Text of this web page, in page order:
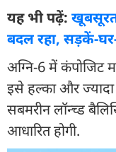
यह भी पढ़ें:
बदल रहा, सड़कें-
अग्नि-6 में कंपोजिट
इसे हल्का और ज्यादा
सबमरीन लॉन्च्ड
आधारित होगी.